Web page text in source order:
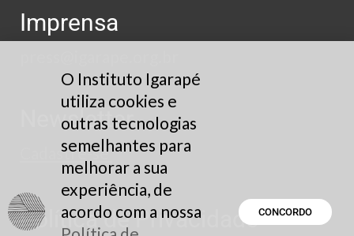
Imprensa
Newsletter
Cadastre-se
Política de Privacidade
O Instituto Igarapé
utiliza cookies e
outras tecnologias
semelhantes para
melhorar a sua
experiência, de
acordo com a nossa
CONCORDO